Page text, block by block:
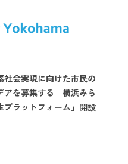
社会実現に向けた市民の
アを募集する「横浜みら
プラットフォーム」開設